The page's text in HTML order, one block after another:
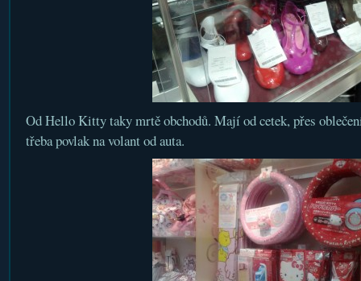
Od Hello Kitty taky mrtě obchodů. Mají od cetek, přes
třeba povlak na volant od auta.